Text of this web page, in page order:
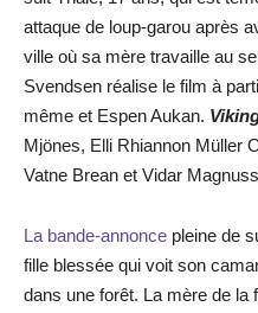
attaque de loup-garou après
ville où sa mère travaille au
Svendsen réalise le film à
même et Espen Aukan.
Mjönes, Elli Rhiannon Müller
Vatne Brean et Vidar
La bande-annonce pleine de
fille blessée qui voit son
dans une forêt. La mère de la